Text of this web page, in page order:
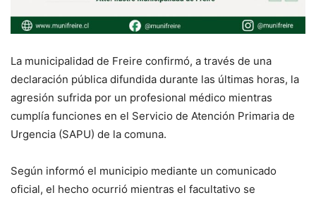
La municipalidad de Freire confirmó, a través de una
declaración pública difundida durante las últimas horas, la
agresión sufrida por un profesional médico mientras
cumplía funciones en el Servicio de Atención Primaria de
Urgencia (SAPU) de la comuna.
Según informó el municipio mediante un comunicado
oficial, el hecho ocurrió mientras el facultativo se